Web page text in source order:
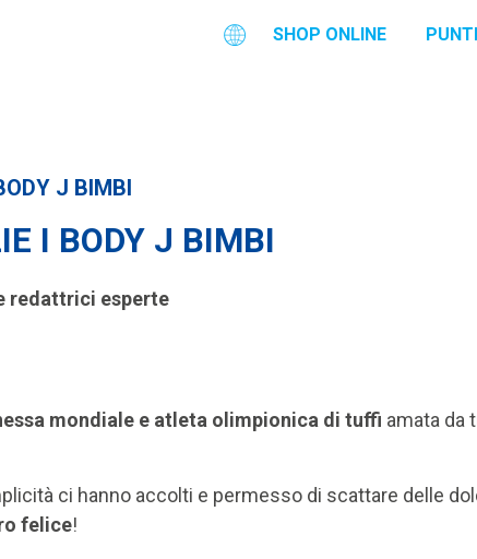
SHOP ONLINE
J BIMBI
I BODY J BIMBI
redattrici esperte
mondiale e atleta olimpionica di tuffi amata da
ci hanno accolti e permesso di scattare delle
felice!